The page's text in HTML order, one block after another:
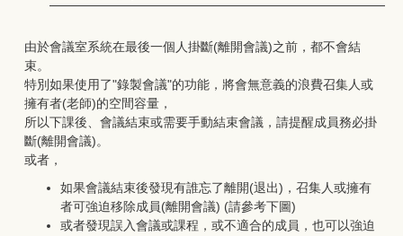
由於會議室系統在最後一個人掛斷(離開會議)之前，都不會結
束。
特別如果使用了"錄製會議"的功能，將會無意義的浪費召集人或
擁有者(老師)的空間容量，
所以下課後、會議結束或需要手動結束會議，請提醒成員務必掛
斷(離開會議)。
或者，
如果會議結束後發現有誰忘了離開(退出)，召集人或擁有
者可強迫移除成員(離開會議) (請參考下圖)
或者發現誤入會議或課程，或不適合的成員，也可以強迫